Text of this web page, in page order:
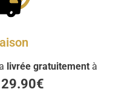
livrée gratuitement à
29.90€